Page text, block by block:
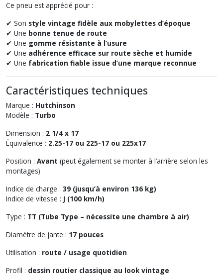
Ce pneu est apprécié pour :
✔ Son style vintage fidèle aux mobylettes d’époque
✔ Une bonne tenue de route
✔ Une gomme résistante à l’usure
✔ Une adhérence efficace sur route sèche et humide
✔ Une fabrication fiable issue d’une marque reconnue
Caractéristiques techniques
Marque : Hutchinson
Modèle : Turbo
Dimension : 2 1/4 x 17
Équivalence : 2.25-17 ou 225-17 ou 225x17
Position : Avant (peut également se monter à l’arrière selon les
montages)
Indice de charge : 39 (jusqu’à environ 136 kg)
Indice de vitesse : J (100 km/h)
Type : TT (Tube Type – nécessite une chambre à air)
Diamètre de jante : 17 pouces
Utilisation : route / usage quotidien
Profil : dessin routier classique au look vintage